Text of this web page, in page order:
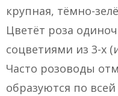
крупная, тёмно-
Цветёт роза
соцветиями из 3-х
Часто розоводы
образуются по